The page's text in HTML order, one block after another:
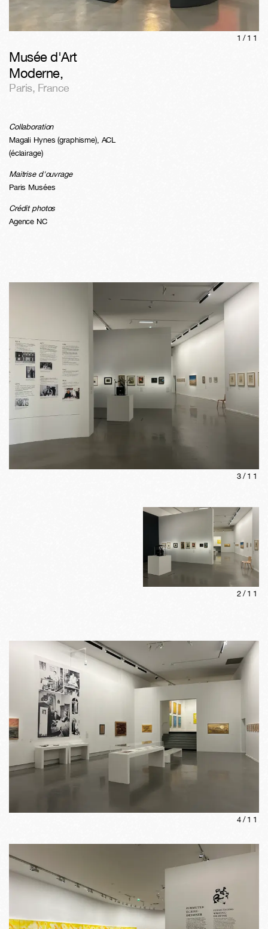
1/ 11
Musée d'Art
Moderne,
Paris, France
Collaboration
Magali Hynes (graphisme), ACL
(éclairage)
Maitrise d'ouvrage
Paris Musées
Crédit photos
Agence NC
3/ 11
2/ 11
4/ 11